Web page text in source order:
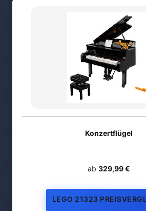
Konzertflügel
ab 329,99 €
LEGO 21323